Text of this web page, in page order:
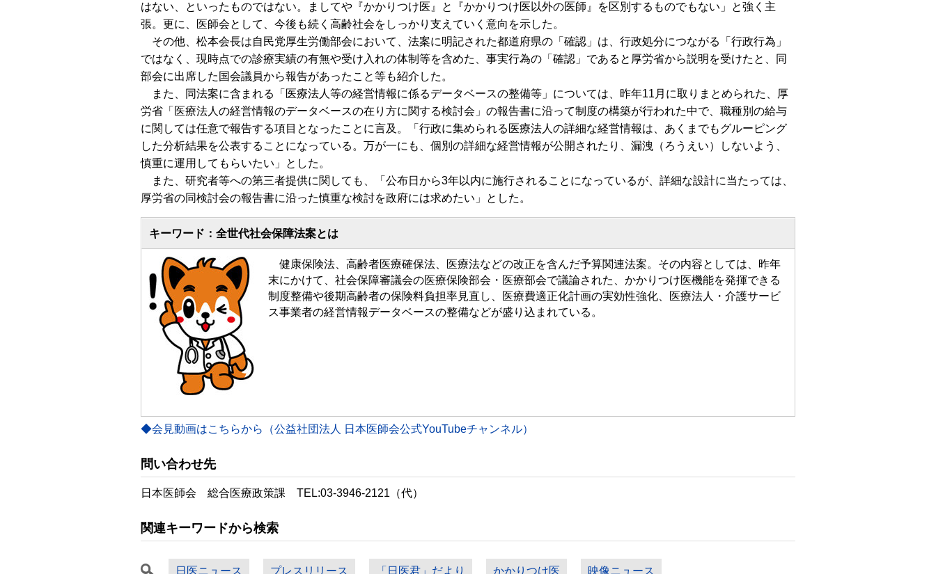
はない、といったものではない。ましてや『かかりつけ医』と『かかりつけ医以外の医師』を区別するものでもない」と強く主
張。更に、医師会として、今後も続く高齢社会をしっかり支えていく意向を示した。
その他、松本会長は自民党厚生労働部会において、法案に明記された都道府県の「確認」は、行政処分につながる「行政行為」
ではなく、現時点での診療実績の有無や受け入れの体制等を含めた、事実行為の「確認」であると厚労省から説明を受けたと、同
部会に出席した国会議員から報告があったこと等も紹介した。
また、同法案に含まれる「医療法人等の経営情報に係るデータベースの整備等」については、昨年11月に取りまとめられた、厚
労省「医療法人の経営情報のデータベースの在り方に関する検討会」の報告書に沿って制度の構築が行われた中で、職種別の給与
に関しては任意で報告する項目となったことに言及。「行政に集められる医療法人の詳細な経営情報は、あくまでもグルーピング
した分析結果を公表することになっている。万が一にも、個別の詳細な経営情報が公開されたり、漏洩（ろうえい）しないよう、
慎重に運用してもらいたい」とした。
また、研究者等への第三者提供に関しても、「公布日から3年以内に施行されることになっているが、詳細な設計に当たっては、
厚労省の同検討会の報告書に沿った慎重な検討を政府には求めたい」とした。
キーワード：全世代社会保障法案とは
健康保険法、高齢者医療確保法、医療法などの改正を含んだ予算関連法案。その内容としては、昨年
末にかけて、社会保障審議会の医療保険部会・医療部会で議論された、かかりつけ医機能を発揮できる
制度整備や後期高齢者の保険料負担率見直し、医療費適正化計画の実効性強化、医療法人・介護サービ
ス事業者の経営情報データベースの整備などが盛り込まれている。
◆会見動画はこちらから（公益社団法人 日本医師会公式YouTubeチャンネル）
問い合わせ先
日本医師会 総合医療政策課 TEL:03-3946-2121（代）
関連キーワードから検索
日医ニュース プレスリリース 「日医君」だより かかりつけ医 映像ニュース